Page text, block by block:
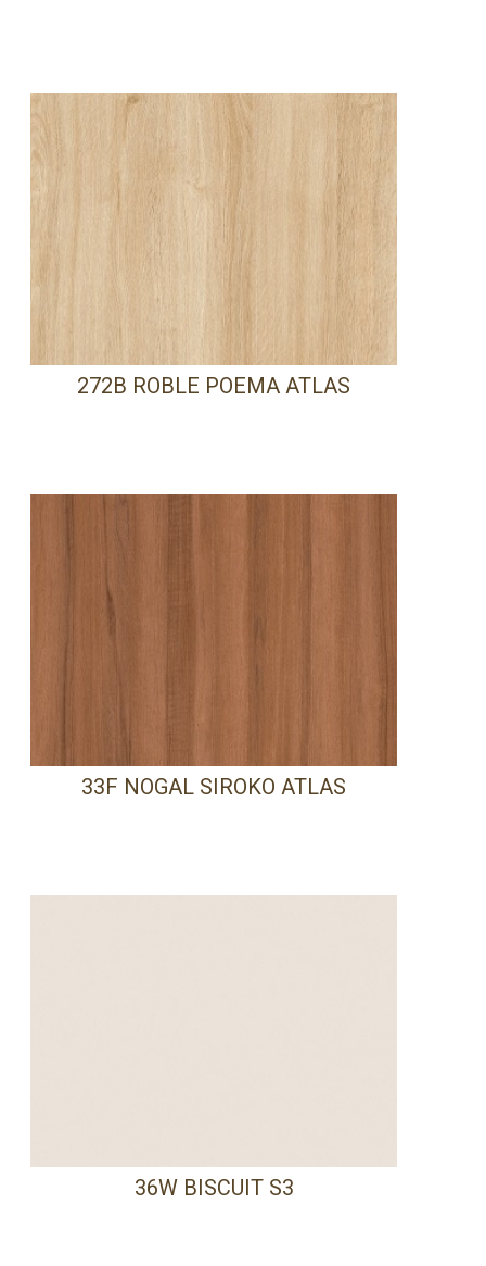
272B ROBLE POEMA ATLAS
33F NOGAL SIROKO ATLAS
36W BISCUIT S3